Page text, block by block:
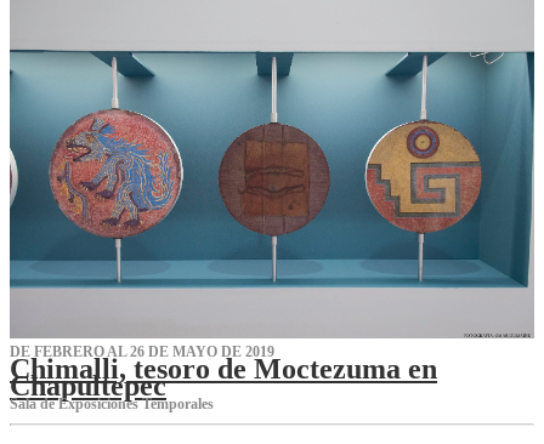
DE FEBRERO AL 26 DE MAYO DE 2019
Chimalli, tesoro de Moctezuma en
Chapultepec
Sala de Exposiciones Temporales